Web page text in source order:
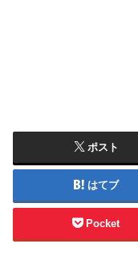
ポスト
はてブ
Pocket